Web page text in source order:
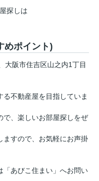
探しは
めポイント)
大阪市住吉区山之内1丁目
不動産屋を目指していま
で、楽しいお部屋探しをぜ
ますので、お気軽にお声掛
「あびこ住まい」へお問い